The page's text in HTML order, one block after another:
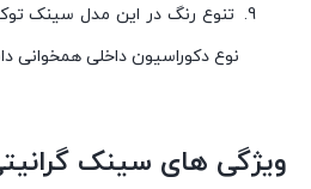
تنوع رنگ در این مدل سینک
نوع دکوراسیون داخلی همخوانی
ویژگی های سینک